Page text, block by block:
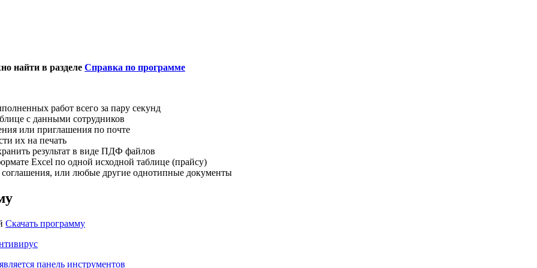
найти в разделе Справка по программе
работ всего за пару секунд
с данными сотрудников
или приглашения по почте
их на печать
результат в виде ПДФ файлов
Excel по одной исходной таблице (прайсу)
или любые другие однотипные документы
Скачать программу
панель инструментов